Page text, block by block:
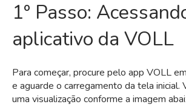
1º Passo:
aplicativo da VOLL
Para começar, procure pelo app VOLL
e aguarde o carregamento da tela inicial.
uma visualização conforme a imagem